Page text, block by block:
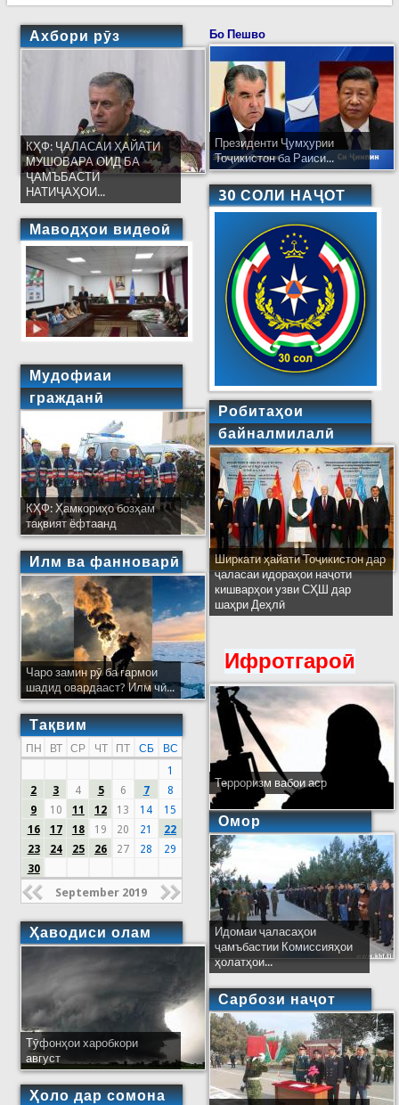
Ахбори рӯз
КҲФ: ҶАЛАСАИ ҲАЙАТИ
МУШОВАРА ОИД БА
ҶАМЪБАСТИ
НАТИҶАҲОИ...
Маводҳои видеоӣ
Мудофиаи
гражданӣ
КҲФ: Ҳамкориҳо бозҳам
тақвият ёфтаанд
Илм ва фанноварӣ
Чаро замин рӯ ба гармои
шадид овардааст? Илм чӣ...
Тақвим
ПН ВТ СР ЧТ ПТ СБ
ВС
1
2
3 4 5 6 7
8
9
10 11 12 13 14
15
16
17 18 19 20 21
22
23
24 25 26 27 28
29
30
September 2019
Ҳаводиси олам
Тӯфонҳои харобкори
август
Ҳоло дар сомона
Бо Пешво
Президенти Ҷумҳурии
Тоҷикистон ба Раиси...
30 СОЛИ НАҶОТ
Робитаҳои
байналмилалӣ
Ширкати ҳайати Тоҷикистон дар
ҷаласаи идораҳои наҷоти
кишварҳои узви СҲШ дар
шаҳри Деҳлӣ
Ифротгароӣ
Терроризм вабои аср
Омор
Идомаи ҷаласаҳои
ҷамъбастии Комиссияҳои
ҳолатҳои...
Сарбози наҷот